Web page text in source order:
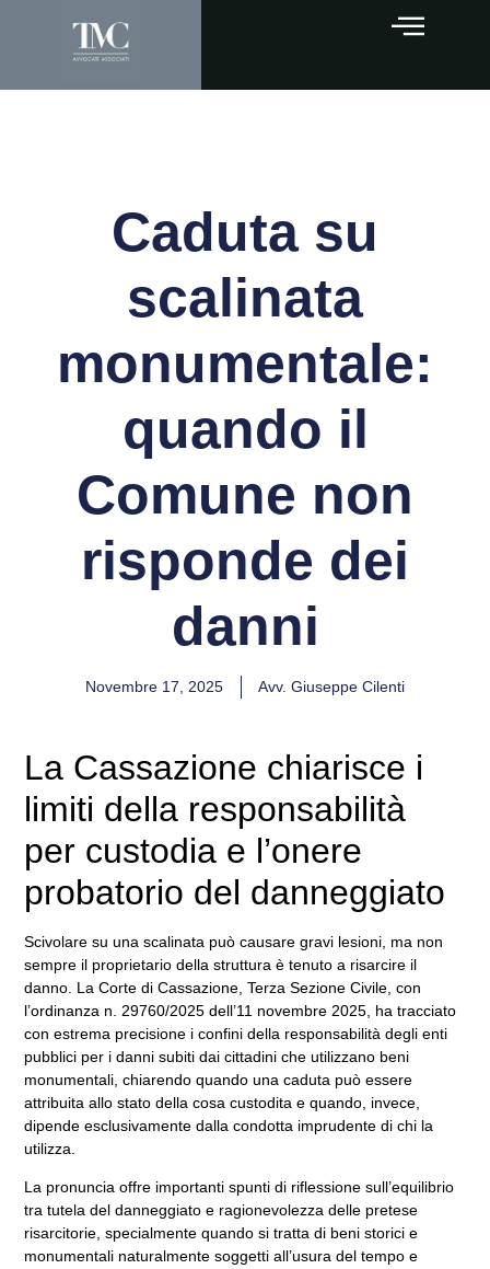
Caduta su
scalinata
monumentale:
quando il
Comune non
risponde dei
danni
Novembre 17, 2025 Avv. Giuseppe Cilenti
La Cassazione chiarisce i
limiti della responsabilità
per custodia e l’onere
probatorio del danneggiato
Scivolare su una scalinata può causare gravi lesioni, ma non
sempre il proprietario della struttura è tenuto a risarcire il
danno. La Corte di Cassazione, Terza Sezione Civile, con
l’ordinanza n. 29760/2025 dell’11 novembre 2025, ha tracciato
con estrema precisione i confini della responsabilità degli enti
pubblici per i danni subiti dai cittadini che utilizzano beni
monumentali, chiarendo quando una caduta può essere
attribuita allo stato della cosa custodita e quando, invece,
dipende esclusivamente dalla condotta imprudente di chi la
utilizza.
La pronuncia offre importanti spunti di riflessione sull’equilibrio
tra tutela del danneggiato e ragionevolezza delle pretese
risarcitorie, specialmente quando si tratta di beni storici e
monumentali naturalmente soggetti all’usura del tempo e